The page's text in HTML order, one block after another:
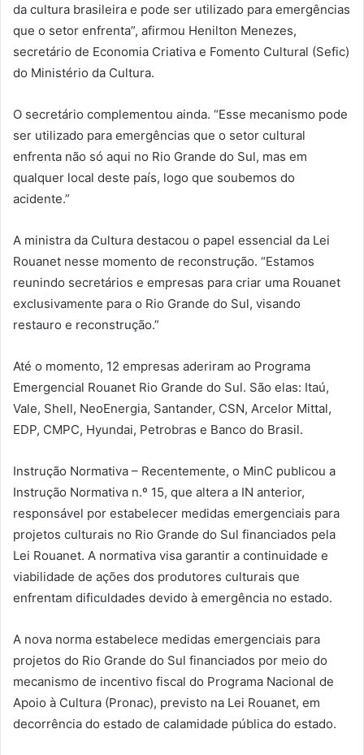
da cultura brasileira e pode ser utilizado para emergências
que o setor enfrenta”, afirmou Henilton Menezes,
secretário de Economia Criativa e Fomento Cultural (Sefic)
do Ministério da Cultura.
O secretário complementou ainda. “Esse mecanismo pode
ser utilizado para emergências que o setor cultural
enfrenta não só aqui no Rio Grande do Sul, mas em
qualquer local deste país, logo que soubemos do
acidente.”
A ministra da Cultura destacou o papel essencial da Lei
Rouanet nesse momento de reconstrução. “Estamos
reunindo secretários e empresas para criar uma Rouanet
exclusivamente para o Rio Grande do Sul, visando
restauro e reconstrução.”
Até o momento, 12 empresas aderiram ao Programa
Emergencial Rouanet Rio Grande do Sul. São elas: Itaú,
Vale, Shell, NeoEnergia, Santander, CSN, Arcelor Mittal,
EDP, CMPC, Hyundai, Petrobras e Banco do Brasil.
Instrução Normativa – Recentemente, o MinC publicou a
Instrução Normativa n.º 15, que altera a IN anterior,
responsável por estabelecer medidas emergenciais para
projetos culturais no Rio Grande do Sul financiados pela
Lei Rouanet. A normativa visa garantir a continuidade e
viabilidade de ações dos produtores culturais que
enfrentam dificuldades devido à emergência no estado.
A nova norma estabelece medidas emergenciais para
projetos do Rio Grande do Sul financiados por meio do
mecanismo de incentivo fiscal do Programa Nacional de
Apoio à Cultura (Pronac), previsto na Lei Rouanet, em
decorrência do estado de calamidade pública do estado.